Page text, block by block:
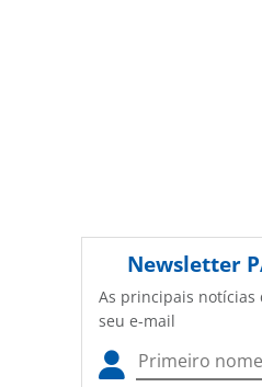
Newsletter
As principais notícias
seu e-mail